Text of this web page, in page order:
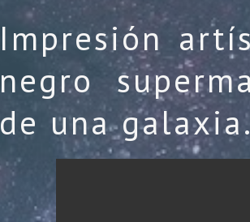
Impresión
negro
de una